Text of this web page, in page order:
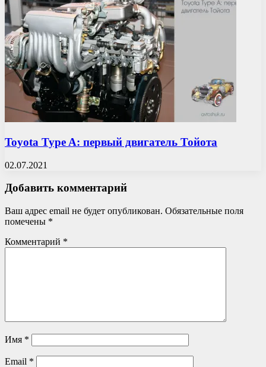
Toyota Type A: первый двигатель Тойота
02.07.2021
Добавить комментарий
Ваш адрес email не будет опубликован. Обязательные поля
помечены *
Комментарий *
Имя *
Email *